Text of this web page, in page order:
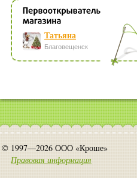
Татьяна
Благовещенск
© 1997—2026 ООО «Кроше»
Правовая информация